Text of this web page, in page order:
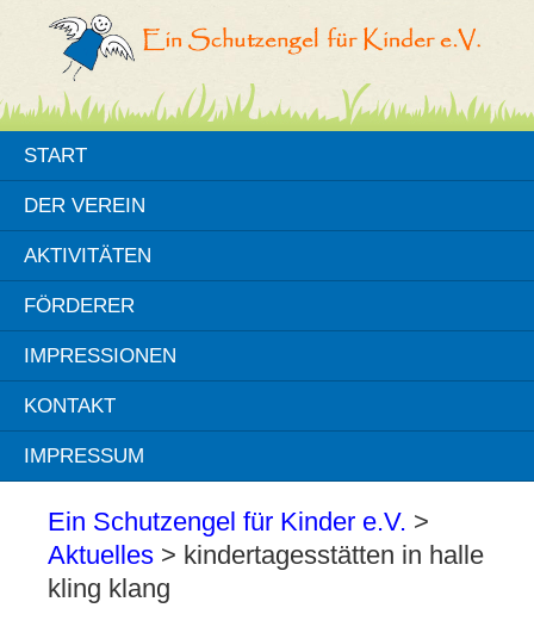
START
DER VEREIN
AKTIVITÄTEN
FÖRDERER
IMPRESSIONEN
KONTAKT
IMPRESSUM
Ein Schutzengel für Kinder e.V. >
Aktuelles > kindertagesstätten in halle
kling klang